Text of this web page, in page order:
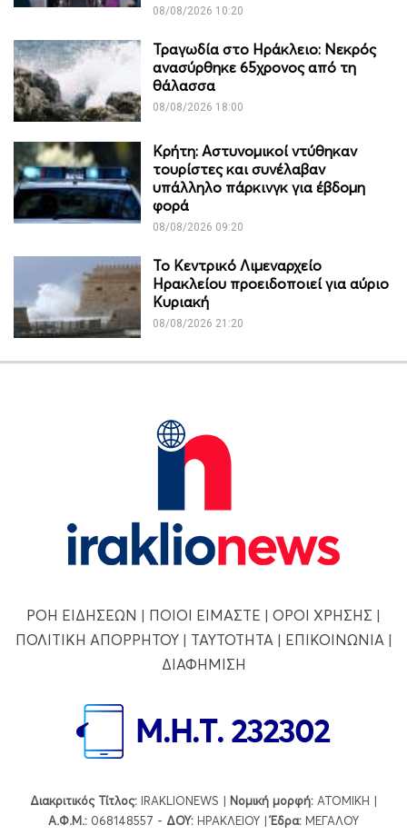
08/08/2026 10:20
Τραγωδία στο Ηράκλειο: Νεκρός
ανασύρθηκε 65χρονος από τη
θάλασσα
08/08/2026 18:00
Κρήτη: Αστυνομικοί ντύθηκαν
τουρίστες και συνέλαβαν
υπάλληλο πάρκινγκ για έβδομη
φορά
08/08/2026 09:20
Το Κεντρικό Λιμεναρχείο
Ηρακλείου προειδοποιεί για αύριο
Κυριακή
08/08/2026 21:20
ΡΟΗ ΕΙΔΗΣΕΩΝ | ΠΟΙΟΙ ΕΙΜΑΣΤΕ | ΟΡΟΙ ΧΡΗΣΗΣ |
ΠΟΛΙΤΙΚΗ ΑΠΟΡΡΗΤΟΥ| ΤΑΥΤΟΤΗΤΑ| ΕΠΙΚΟΙΝΩΝΙΑ|
ΔΙΑΦΗΜΙΣΗ
Διακριτικός Τίτλος: IRAKLIONEWS | Νομική μορφή: ΑΤΟΜΙΚΗ |
Α.Φ.Μ.: 068148557 - ΔΟΥ: ΗΡΑΚΛΕΙΟΥ |Έδρα: ΜΕΓΑΛΟΥ